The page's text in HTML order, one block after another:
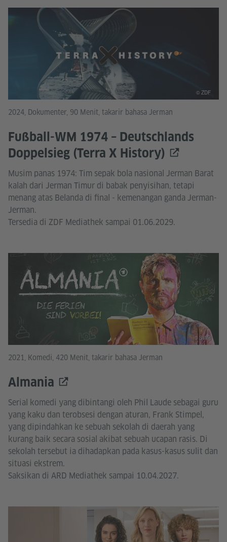
2024, Dokumenter, 90 Menit, takarir bahasa Jerman
Fußball-WM 1974 – Deutschlands
Doppelsieg (Terra X History)
Musim panas 1974: Tim sepak bola nasional Jerman Barat
kalah dari Jerman Timur di babak penyisihan, tetapi
menang atas Belanda di final - kemenangan ganda Jerman-
Jerman.
Tersedia di ZDF Mediathek sampai 01.06.2029.
© ZDF
2021, Komedi, 420 Menit, takarir bahasa Jerman
Almania
Serial komedi yang dibintangi oleh Phil Laude sebagai guru
yang kaku dan terobsesi dengan aturan, Frank Stimpel,
yang dipindahkan ke sebuah sekolah di daerah yang
kurang baik secara sosial akibat sebuah ucapan rasis. Di
sekolah tersebut ia dihadapkan pada kasus-kasus sulit dan
situasi ekstrem.
Saksikan di ARD Mediathek sampai 10.04.2027.
© SWR